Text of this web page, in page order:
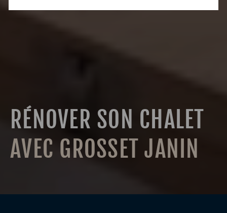
RÉNOVER SON CHALET
AVEC GROSSET JANIN